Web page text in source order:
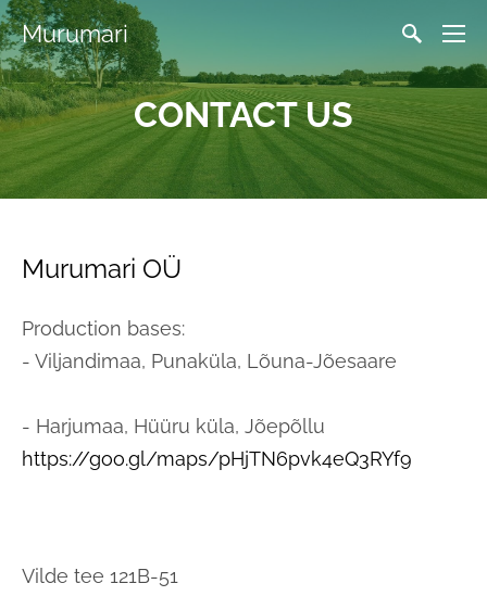
Murumari
CONTACT US
Murumari OÜ
Production bases:
- Viljandimaa, Punaküla, Lõuna-Jõesaare
- Harjumaa, Hüüru küla, Jõepõllu
https://goo.gl/maps/pHjTN6pvk4eQ3RYf9
Vilde tee 121B-51